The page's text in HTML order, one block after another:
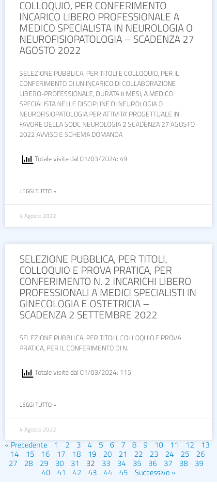
COLLOQUIO, PER CONFERIMENTO
INCARICO LIBERO PROFESSIONALE A
MEDICO SPECIALISTA IN NEUROLOGIA O
NEUROFISIOPATOLOGIA – SCADENZA 27
AGOSTO 2022
SELEZIONE PUBBLICA, PER TITOLI E COLLOQUIO, PER IL
CONFERIMENTO DI UN INCARICO DI COLLABORAZIONE
LIBERO-PROFESSIONALE, DURATA 8 MESI, A MEDICO
SPECIALISTA NELLE DISCIPLINE DI NEUROLOGIA O
NEUROFISIOPATOLOGIA PER ATTIVITA’ PROGETTUALE IN
FAVORE DELLA SODC NEUROLOGIA 2 SCADENZA 27 AGOSTO
2022 AVVISO E SCHEMA DOMANDA
Totale visite dal 01/03/2024: 49
LEGGI TUTTO »
4 Agosto 2022
SELEZIONE PUBBLICA, PER TITOLI,
COLLOQUIO E PROVA PRATICA, PER
CONFERIMENTO N. 2 INCARICHI LIBERO
PROFESSIONALI A MEDICI SPECIALISTI IN
GINECOLOGIA E OSTETRICIA –
SCADENZA 2 SETTEMBRE 2022
SELEZIONE PUBBLICA, PER TITOLI, COLLOQUIO E PROVA
PRATICA, PER IL CONFERIMENTO DI N.
Totale visite dal 01/03/2024: 115
LEGGI TUTTO »
4 Agosto 2022
« Precedente 1 2 3 4 5 6 7 8 9 10 11 12 13
14 15 16 17 18 19 20 21 22 23 24 25 26
27 28 29 30 31 32 33 34 35 36 37 38 39
40 41 42 43 44 45 Successivo »